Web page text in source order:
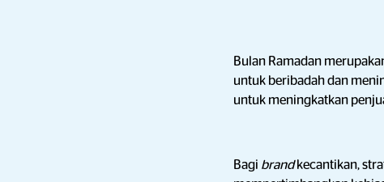
Bulan Ramadan
untuk beribadah dan
untuk meningkatkan
Bagi brandkecantikan,